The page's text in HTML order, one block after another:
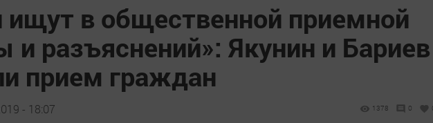
в общественной приемной
и разъяснений»: Якунин и Бариев
прием граждан
- 18:07 1378 0